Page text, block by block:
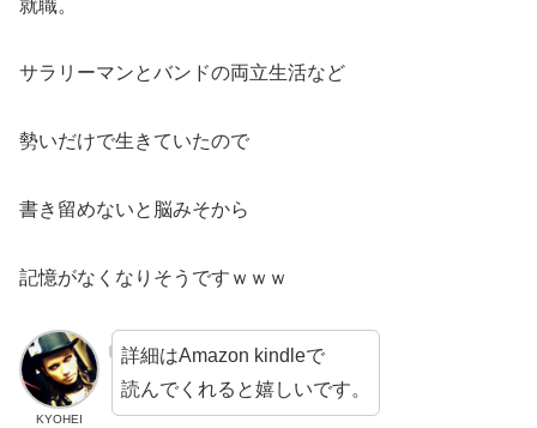
就職。
サラリーマンとバンドの両立生活など
勢いだけで生きていたので
書き留めないと脳みそから
記憶がなくなりそうですｗｗｗ
KYOHEI
詳細はAmazon kindleで
読んでくれると嬉しいです。